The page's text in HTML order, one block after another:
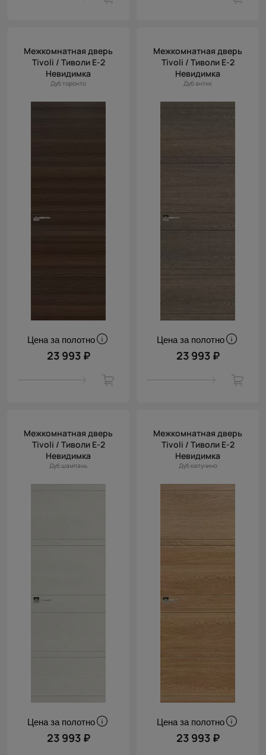
Межкомнатная дверь
Tivoli / Тиволи Е-2
Невидимка
Дуб торонто
Цена за полотно
23 993 ₽
Межкомнатная дверь
Tivoli / Тиволи Е-2
Невидимка
Дуб антик
Цена за полотно
23 993 ₽
Межкомнатная дверь
Tivoli / Тиволи Е-2
Невидимка
Дуб шампань
Цена за полотно
23 993 ₽
Межкомнатная дверь
Tivoli / Тиволи Е-2
Невидимка
Дуб капучино
Цена за полотно
23 993 ₽